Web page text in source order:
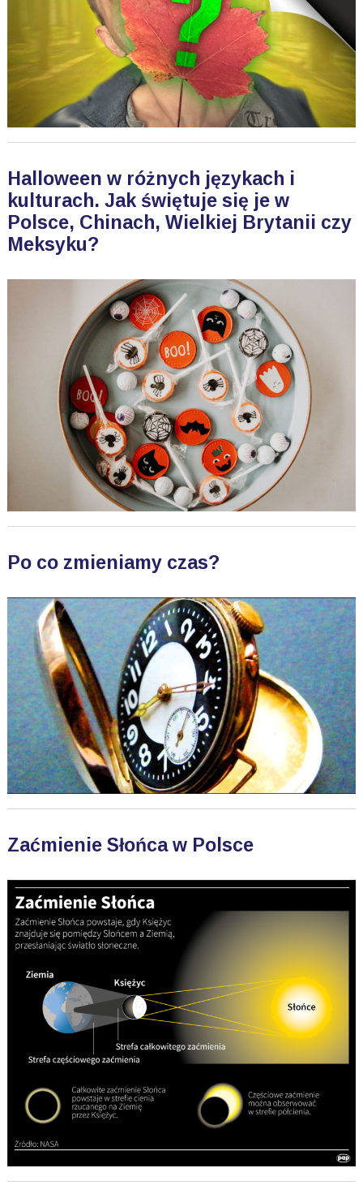
Halloween w różnych językach i
kulturach. Jak świętuje się je w
Polsce, Chinach, Wielkiej Brytanii czy
Meksyku?
Po co zmieniamy czas?
Zaćmienie Słońca w Polsce